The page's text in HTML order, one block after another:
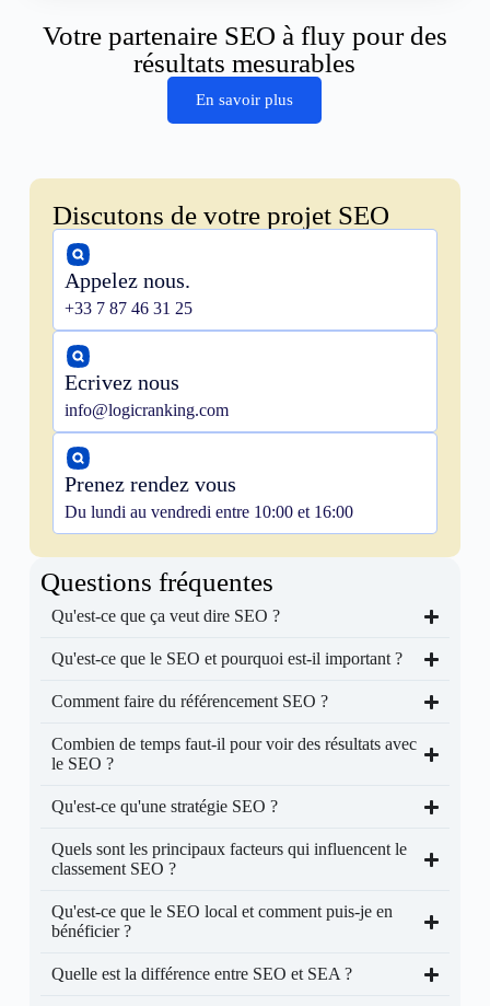
Votre partenaire SEO à fluy pour des
résultats mesurables
En savoir plus
Discutons de votre projet SEO
Appelez nous.
+33 7 87 46 31 25
Ecrivez nous
info@logicranking.com
Prenez rendez vous
Du lundi au vendredi entre 10:00 et 16:00
Questions fréquentes
Qu'est-ce que ça veut dire SEO ?
Qu'est-ce que le SEO et pourquoi est-il important ?
Comment faire du référencement SEO ?
Combien de temps faut-il pour voir des résultats avec
le SEO ?
Qu'est-ce qu'une stratégie SEO ?
Quels sont les principaux facteurs qui influencent le
classement SEO ?
Qu'est-ce que le SEO local et comment puis-je en
bénéficier ?
Quelle est la différence entre SEO et SEA ?